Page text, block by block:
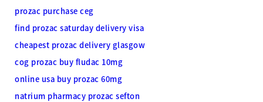
prozac purchase ceg
find prozac saturday delivery visa
cheapest prozac delivery glasgow
cog prozac buy fludac 10mg
online usa buy prozac 60mg
natrium pharmacy prozac sefton